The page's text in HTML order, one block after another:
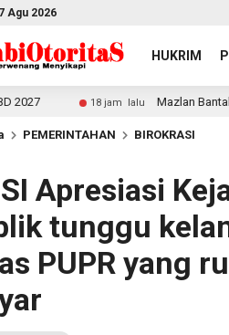
Agu 2026
HUKRIM
18 jam lalu Mazlan Bantah Isu
PEMERINTAHAN BIROKRASI
Apresiasi
tunggu
PUPR yang